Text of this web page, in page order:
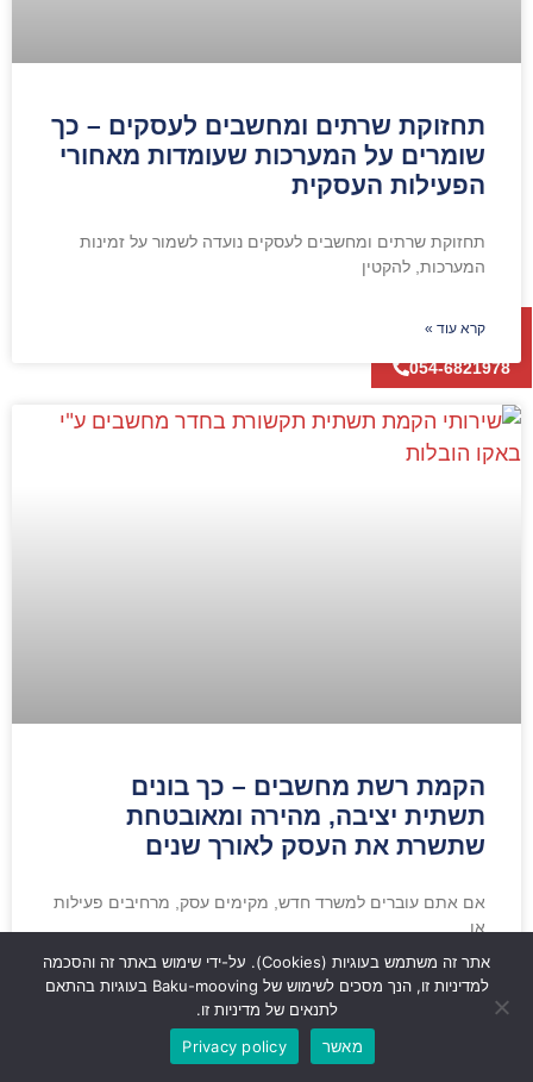
054-6821978
תחזוקת שרתים ומחשבים לעסקים – כך
שומרים על המערכות שעומדות מאחורי
הפעילות העסקית
תחזוקת שרתים ומחשבים לעסקים נועדה לשמור על זמינות
המערכות, להקטין
קרא עוד »
הקמת רשת מחשבים – כך בונים
תשתית יציבה, מהירה ומאובטחת
שתשרת את העסק לאורך שנים
אם אתם עוברים למשרד חדש, מקימים עסק, מרחיבים פעילות
או
קרא עוד »
אתר זה משתמש בעוגיות (Cookies). על-ידי שימוש באתר זה והסכמה
למדיניות זו, הנך מסכים לשימוש של Baku-mooving בעוגיות בהתאם
לתנאים של מדיניות זו.
מאשר
Privacy policy